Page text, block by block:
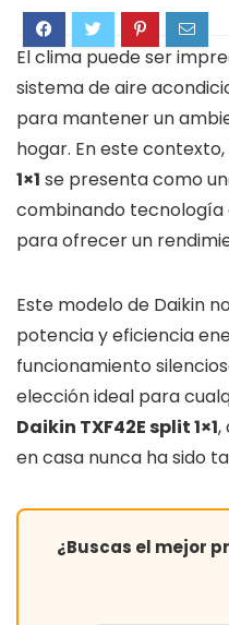
El clima puede ser
sistema de aire
para mantener un
hogar. En este contexto,
1×1 se presenta como
combinando tecnología
para ofrecer un
Este modelo de Daikin
potencia y eficiencia
funcionamiento
elección ideal para
Daikin TXF42E split 1×1,
en casa nunca ha sido
¿Buscas el mejor